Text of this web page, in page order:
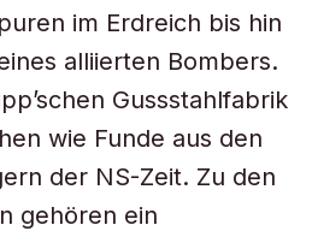
im Erdreich bis hin
alliierten Bombers.
Gussstahlfabrik
wie Funde aus den
der NS-Zeit. Zu den
gehören ein